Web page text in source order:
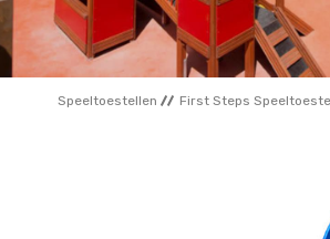
HOUTEN HUIZENS
STADSMEUBILAIRS
Speeltoestellen First Steps